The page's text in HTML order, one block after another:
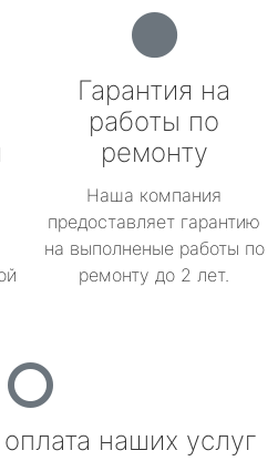
Гарантия на
работы по
ремонту
Наша компания
предоставляет гарантию
на выполненые работы по
ремонту до 2 лет.
наших услуг